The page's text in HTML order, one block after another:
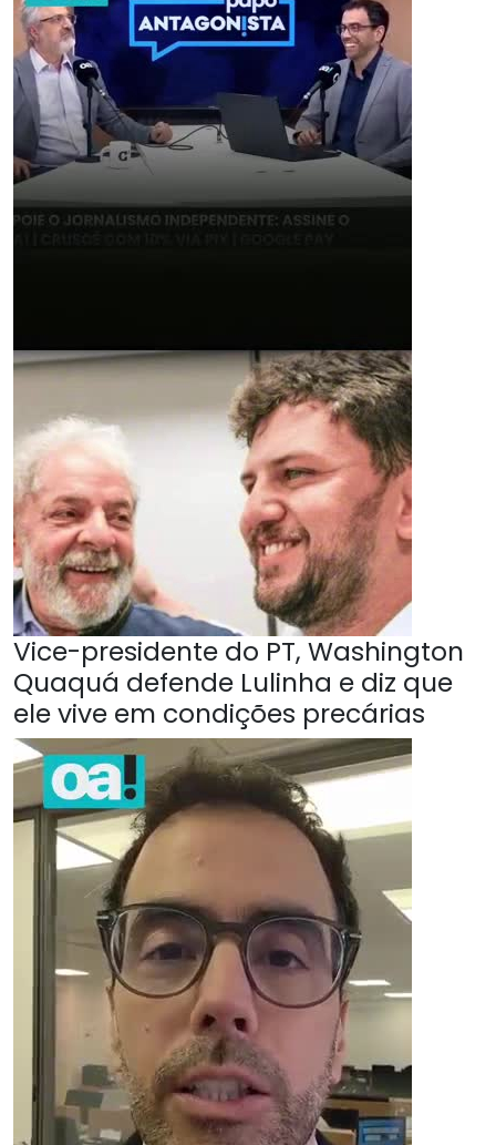
Vice-presidente do PT, Washington
Quaquá defende Lulinha e diz que
ele vive em condições precárias